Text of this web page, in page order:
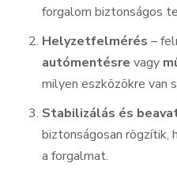
forgalom biztonságos
Helyzetfelmérés –
autómentésre vagy
milyen eszközökre van
Stabilizálás és
biztonságosan rögzítik,
a forgalmat.